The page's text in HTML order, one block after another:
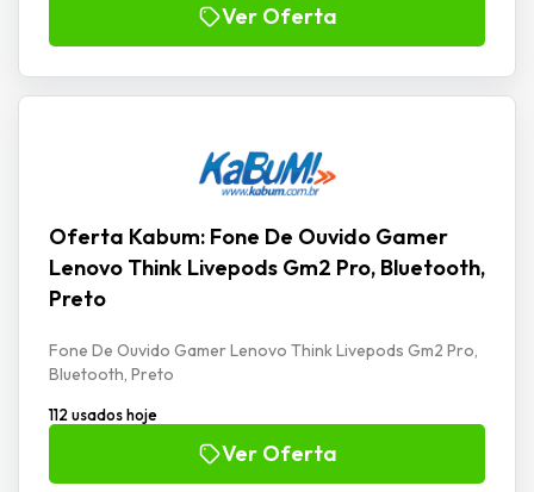
Ver Oferta
Oferta Kabum: Fone De Ouvido Gamer
Lenovo Think Livepods Gm2 Pro, Bluetooth,
Preto
Fone De Ouvido Gamer Lenovo Think Livepods Gm2 Pro,
Bluetooth, Preto
112 usados hoje
Ver Oferta